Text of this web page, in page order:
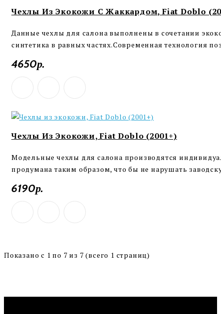
Чехлы Из Экокожи С Жаккардом, Fiat Doblo
Данные чехлы для салона выполнены в сочетании
синтетика в равных частях.Современная технология
4650р.
Чехлы Из Экокожи, Fiat Doblo (2001+)
Модельные чехлы для салона производятся
продумана таким образом, что бы не нарушать
6190р.
Показано с 1 по 7 из 7 (всего 1 страниц)